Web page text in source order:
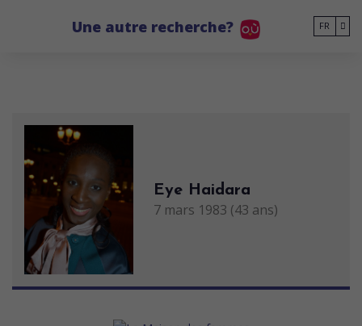
Une autre recherche? FR
Eye Haidara
7 mars 1983 (43 ans)